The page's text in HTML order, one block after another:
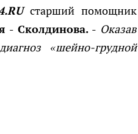
старший помощник
- Сколдинова.- Оказав
«шейно-грудной